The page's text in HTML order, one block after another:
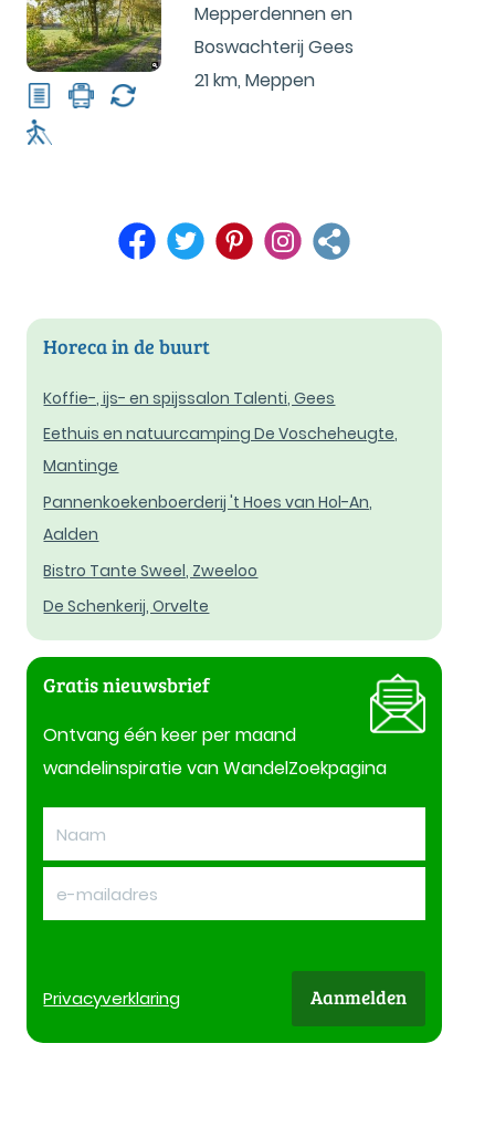
Mepperdennen en
Boswachterij Gees
21 km,Meppen
Horeca in de buurt
Koffie-, ijs- en spijssalon Talenti, Gees
Eethuis en natuurcamping De Voscheheugte,
Mantinge
Pannenkoekenboerderij 't Hoes van Hol-An,
Aalden
Bistro Tante Sweel, Zweeloo
De Schenkerij, Orvelte
Gratis nieuwsbrief
Ontvang één keer per maand
wandelinspiratie van WandelZoekpagina
Privacyverklaring Aanmelden